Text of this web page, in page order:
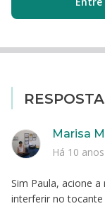
Sim Paula, acione
interferir no tocante
Marisa
Há 10 anos